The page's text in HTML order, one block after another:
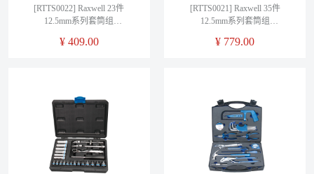
[RTTS0022] Raxwell 23件
12.5mm系列套筒组
¥ 409.00
[RTTS0021] Raxwell 35件
12.5mm系列套筒组
¥ 779.00